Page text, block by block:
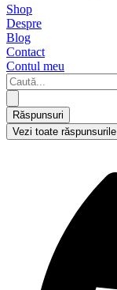
Shop
Despre
Blog
Contact
Contul meu
Search
...
Răspunsuri
Vezi toate răspunsurile